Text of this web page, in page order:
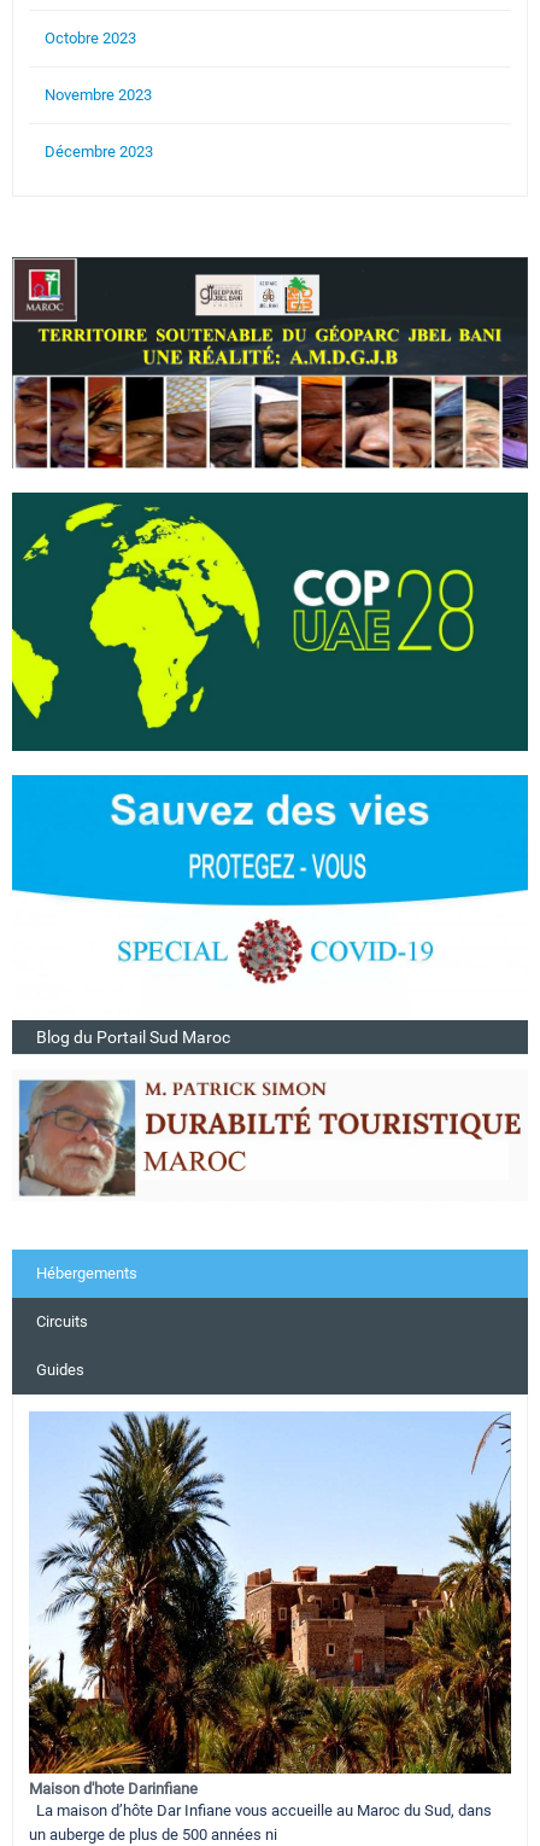
Octobre 2023
Novembre 2023
Décembre 2023
Blog du Portail Sud Maroc
Hébergements
Circuits
Guides
Maison d'hote Darinfiane
La maison d’hôte Dar Infiane vous accueille au Maroc du Sud, dans
un auberge de plus de 500 années ni